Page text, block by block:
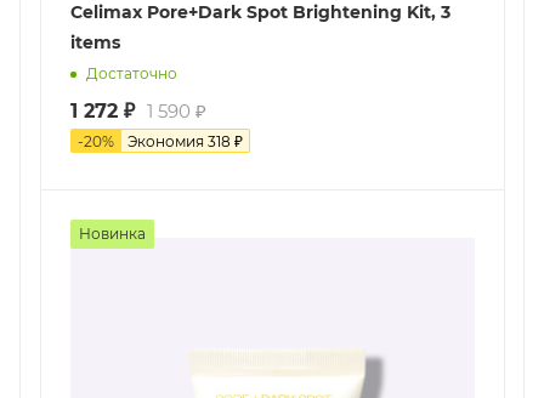
Celimax Pore+Dark Spot Brightening Kit, 3
items
Достаточно
1 272 ₽ 1 590 ₽
-20% Экономия 318 ₽
Новинка